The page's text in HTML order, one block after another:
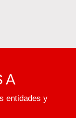
A
entidades y